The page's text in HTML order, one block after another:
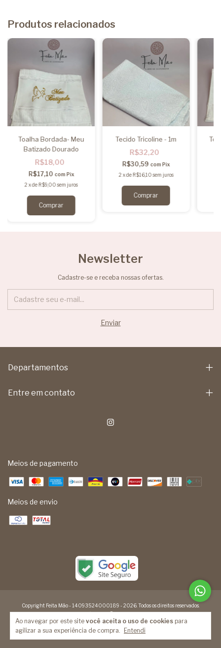
Ao navegar por este site você aceita o uso de cookies para
agilizar a sua experiência de compra.
Entendi
Produtos relacionados
Toalha Bordada- Meu
Batizado Dourado
R$18,00
R$17,10 com Pix
2 xdeR$9,00 sem juros
Tecido Tricoline - 1m
R$32,20
R$30,59 com Pix
2 xdeR$16,10 sem juros
Newsletter
Cadastre-se e receba nossas ofertas.
Departamentos
Entre em contato
Meios de pagamento
Meios de envio
Copyright Feita Mão - 14093524000189 - 2026. Todos os direitos reservados.